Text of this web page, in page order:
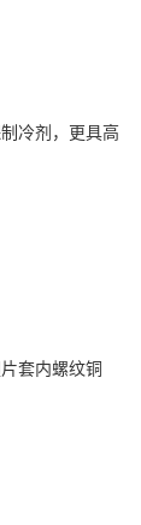
冷剂，更具高
套内螺纹铜